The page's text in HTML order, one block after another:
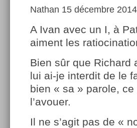
Nathan 15 décembre
A Ivan avec un I, à
aiment les
Bien sûr que Richard
lui ai-je interdit de le
bien « sa » parole,
l’avouer.
Il ne s’agit pas de «